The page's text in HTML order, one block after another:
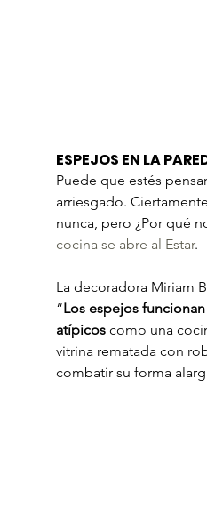
ESPEJOS EN LA
Puede que estés
arriesgado.
nunca, pero ¿Por qué
cocina se abre al Estar.
La decoradora Miriam
“Los espejos
atípicos como una
vitrina rematada con
combatir su forma